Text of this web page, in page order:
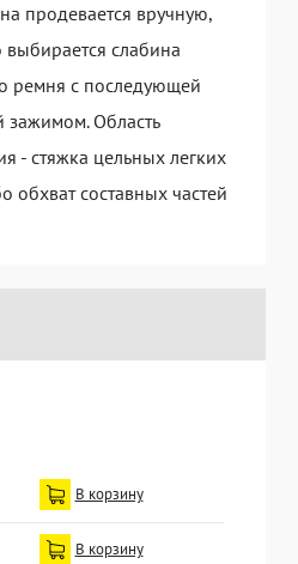
продевается вручную,
выбирается слабина
ремня с последующей
зажимом. Область
- стяжка цельных легких
обхват составных частей
В корзину
В корзину